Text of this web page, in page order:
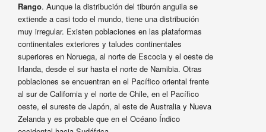
Rango. Aunque la distribución del tiburón anguila se
extiende a casi todo el mundo, tiene una distribución
muy irregular. Existen poblaciones en las plataformas
continentales exteriores y taludes continentales
superiores en Noruega, al norte de Escocia y el oeste de
Irlanda, desde el sur hasta el norte de Namibia. Otras
poblaciones se encuentran en el Pacífico oriental frente
al sur de California y el norte de Chile, en el Pacífico
oeste, el sureste de Japón, al este de Australia y Nueva
Zelanda y es probable que en el Océano Índico